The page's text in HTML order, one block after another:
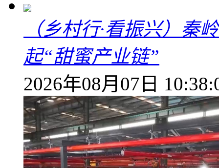
（乡村行·看振兴）秦
起“甜蜜产业链”
2026年08月07日